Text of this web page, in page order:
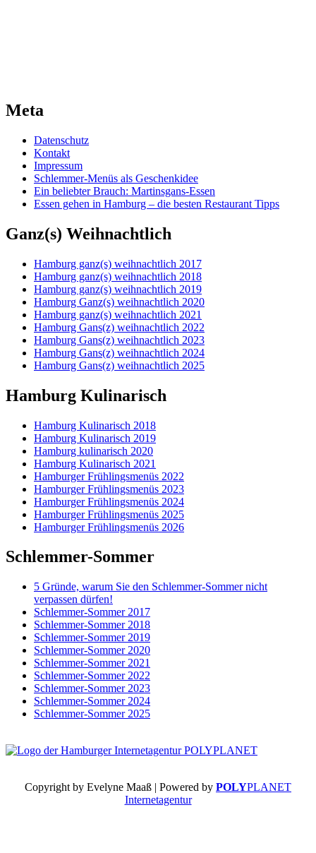
Meta
Datenschutz
Kontakt
Impressum
Schlemmer-Menüs als Geschenkidee
Ein beliebter Brauch: Martinsgans-Essen
Essen gehen in Hamburg – die besten Restaurant Tipps
Ganz(s) Weihnachtlich
Hamburg ganz(s) weihnachtlich 2017
Hamburg ganz(s) weihnachtlich 2018
Hamburg ganz(s) weihnachtlich 2019
Hamburg Ganz(s) weihnachtlich 2020
Hamburg ganz(s) weihnachtlich 2021
Hamburg Gans(z) weihnachtlich 2022
Hamburg Gans(z) weihnachtlich 2023
Hamburg Gans(z) weihnachtlich 2024
Hamburg Gans(z) weihnachtlich 2025
Hamburg Kulinarisch
Hamburg Kulinarisch 2018
Hamburg Kulinarisch 2019
Hamburg kulinarisch 2020
Hamburg Kulinarisch 2021
Hamburger Frühlingsmenüs 2022
Hamburger Frühlingsmenüs 2023
Hamburger Frühlingsmenüs 2024
Hamburger Frühlingsmenüs 2025
Hamburger Frühlingsmenüs 2026
Schlemmer-Sommer
5 Gründe, warum Sie den Schlemmer-Sommer nicht
verpassen dürfen!
Schlemmer-Sommer 2017
Schlemmer-Sommer 2018
Schlemmer-Sommer 2019
Schlemmer-Sommer 2020
Schlemmer-Sommer 2021
Schlemmer-Sommer 2022
Schlemmer-Sommer 2023
Schlemmer-Sommer 2024
Schlemmer-Sommer 2025
Copyright by Evelyne Maaß | Powered by POLYPLANET
Internetagentur